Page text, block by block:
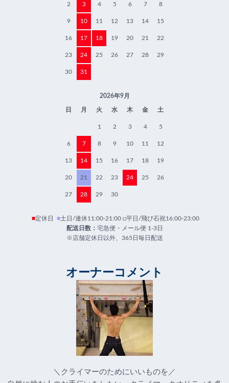
2 3 4 5 6 7 8
9 10 11 12 13 14 15
16 17 18 19 20 21 22
23 24 25 26 27 28 29
30 31
2026年9月
日 月 火 水 木 金 土
1 2 3 4 5
6 7 8 9 10 11 12
13 14 15 16 17 18 19
20 21 22 23 24 25 26
27 28 29 30
■定休日 ■土日/連休11:00-21:00 □平日/飛び石祝16:00-23:00
配送日数： 宅急便・メール便 1-3日
※店舗定休日以外、365日毎日配送
オーナーコメント
＼クライマーのためにいいものを／